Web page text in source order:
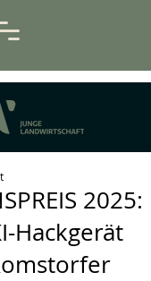
2025:
Hackgerät